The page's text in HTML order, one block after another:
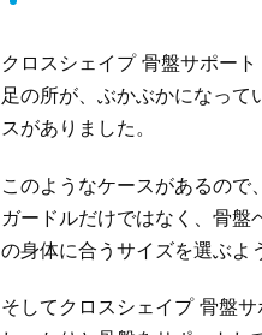
クロスシェイプ 骨盤サポー
足の所が、ぶかぶかになって
スがありました。
このようなケースがあるので
ガードルだけではなく、骨盤
の身体に合うサイズを選ぶよ
そしてクロスシェイプ 骨盤サ